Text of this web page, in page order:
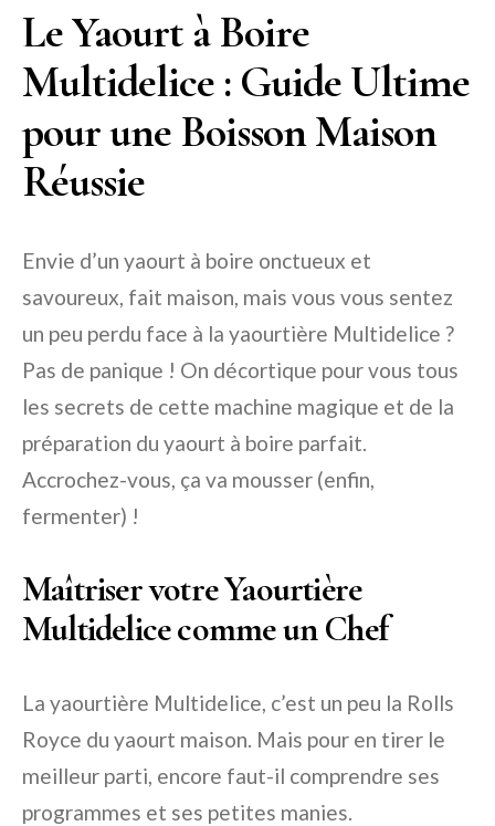
Le Yaourt à Boire
Multidelice : Guide Ultime
pour une Boisson Maison
Réussie
Envie d’un yaourt à boire onctueux et
savoureux, fait maison, mais vous vous sentez
un peu perdu face à la yaourtière Multidelice ?
Pas de panique ! On décortique pour vous tous
les secrets de cette machine magique et de la
préparation du yaourt à boire parfait.
Accrochez-vous, ça va mousser (enfin,
fermenter) !
Maîtriser votre Yaourtière
Multidelice comme un Chef
La yaourtière Multidelice, c’est un peu la Rolls
Royce du yaourt maison. Mais pour en tirer le
meilleur parti, encore faut-il comprendre ses
programmes et ses petites manies.